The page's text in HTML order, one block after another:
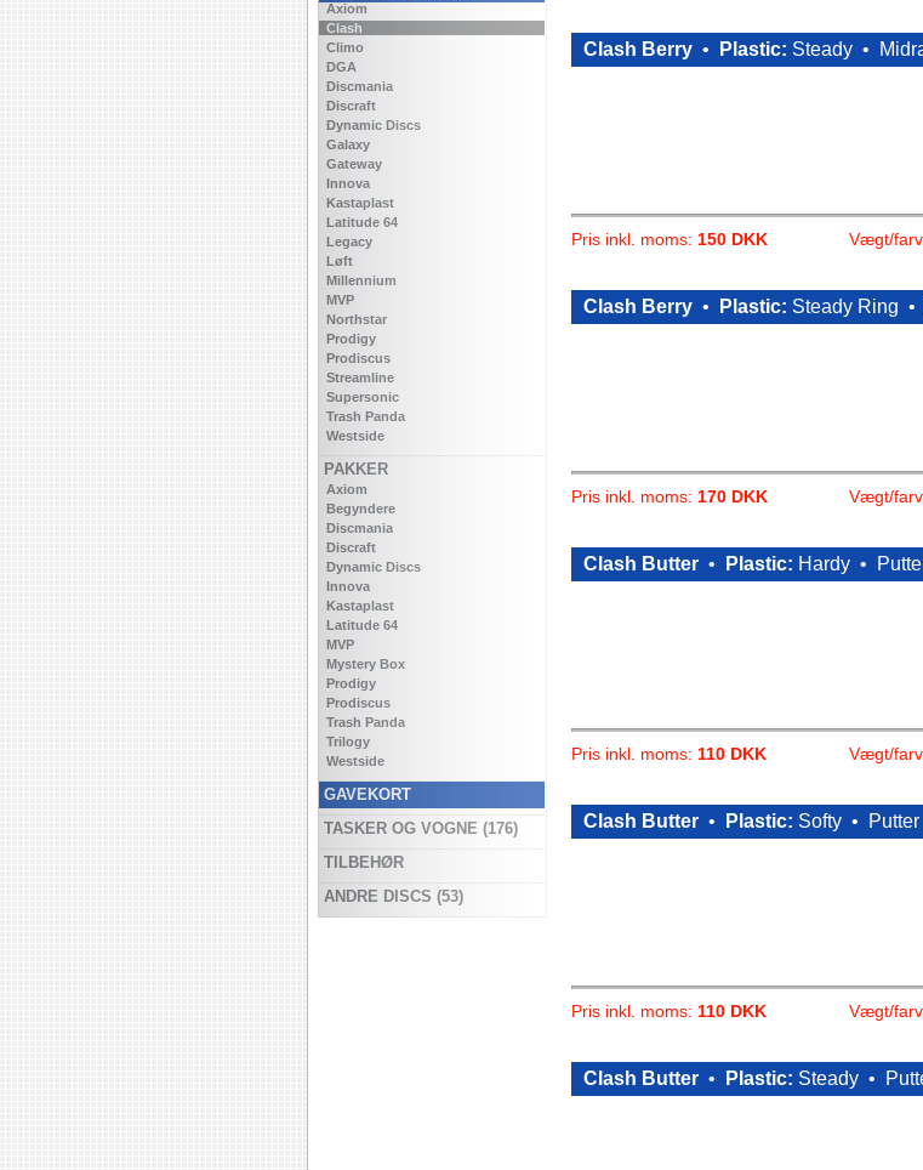
Axiom
Clash
Climo
DGA
Discmania
Discraft
Dynamic Discs
Galaxy
Gateway
Innova
Kastaplast
Latitude 64
Legacy
Løft
Millennium
MVP
Northstar
Prodigy
Prodiscus
Streamline
Supersonic
Trash Panda
Westside
PAKKER
Axiom
Begyndere
Discmania
Discraft
Dynamic Discs
Innova
Kastaplast
Latitude 64
MVP
Mystery Box
Prodigy
Prodiscus
Trash Panda
Trilogy
Westside
GAVEKORT
TASKER OG VOGNE (176)
TILBEHØR
ANDRE DISCS (53)
Clash Berry • Plastic: Steady •
Pris inkl. moms: 150 DKK Vægt/
Clash Berry • Plastic: Steady Ring •
Pris inkl. moms: 170 DKK Vægt/
Clash Butter • Plastic: Hardy •
Pris inkl. moms: 110 DKK Vægt/
Clash Butter • Plastic: Softy • Putter
Pris inkl. moms: 110 DKK Vægt/
Clash Butter • Plastic: Steady •